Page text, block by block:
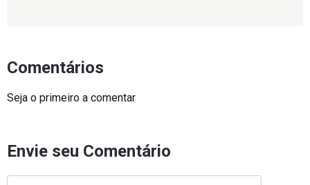
Comentários
Seja o primeiro a comentar
Envie seu Comentário